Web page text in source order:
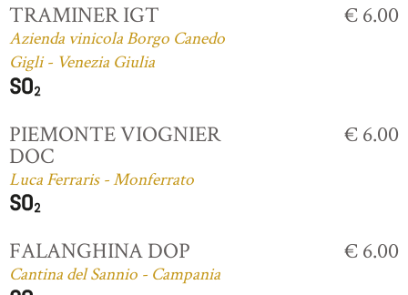
TRAMINER IGT
Azienda vinicola Borgo Canedo
Gigli - Venezia Giulia
€ 6.00
PIEMONTE VIOGNIER
DOC
Luca Ferraris - Monferrato
€ 6.00
FALANGHINA DOP
Cantina del Sannio - Campania
€ 6.00